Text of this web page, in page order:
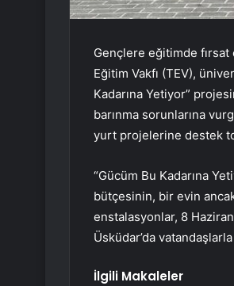
Gençlere eğitimde fırsat
Eğitim Vakfı (TEV),
Kadarına Yetiyor”
barınma sorunlarına
yurt projelerine destek
“Gücüm Bu Kadarına
bütçesinin, bir evin
enstalasyonlar, 8
Üsküdar’da
İlgili Makaleler